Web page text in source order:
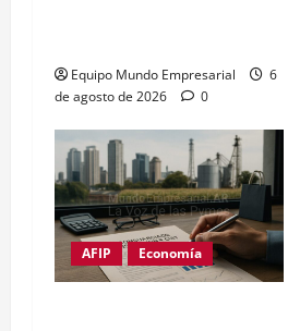
Equipo Mundo Empresarial
6
de agosto de 2026
0
AFIP Economía